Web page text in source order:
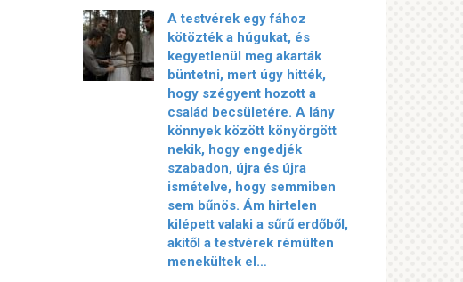
A testvérek egy fához
kötözték a húgukat, és
kegyetlenül meg akarták
büntetni, mert úgy hitték,
hogy szégyent hozott a
család becsületére. A lány
könnyek között könyörgött
nekik, hogy engedjék
szabadon, újra és újra
ismételve, hogy semmiben
sem bűnös. Ám hirtelen
kilépett valaki a sűrű erdőből,
akitől a testvérek rémülten
menekültek el…